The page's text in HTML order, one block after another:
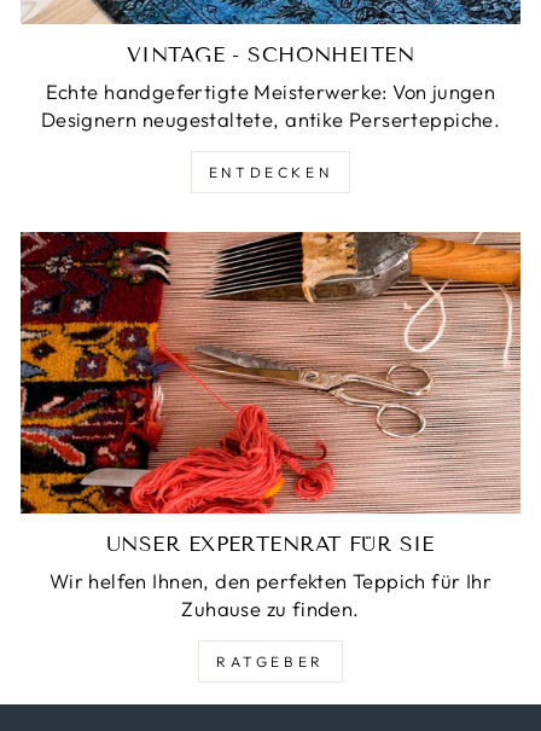
VINTAGE - SCHÖNHEITEN
Echte handgefertigte Meisterwerke: Von jungen
Designern neugestaltete, antike Perserteppiche.
ENTDECKEN
UNSER EXPERTENRAT FÜR SIE
Wir helfen Ihnen, den perfekten Teppich für Ihr
Zuhause zu finden.
RATGEBER